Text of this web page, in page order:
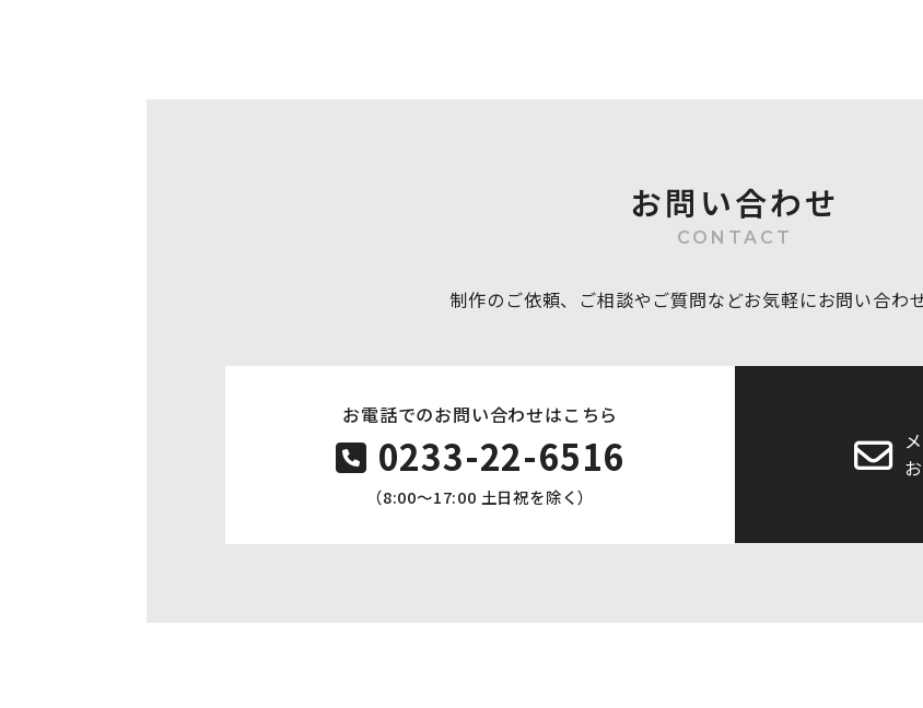
お問い合わせ
CONTACT
制作のご依頼、ご相談やご質問などお気軽にお問い合わ
お電話でのお問い合わせはこちら
0233-22-6516
（8:00〜17:00 土日祝を除く）